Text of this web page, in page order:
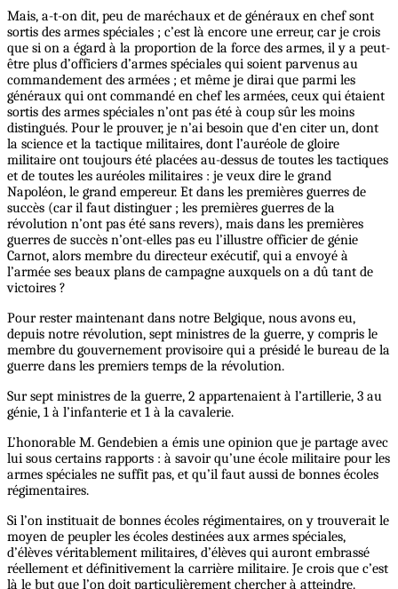
Mais, a-t-on dit, peu de maréchaux et de généraux en chef sont
sortis des armes spéciales ; c’est là encore une erreur, car je crois
que si on a égard à la proportion de la force des armes, il y a peut-
être plus d’officiers d’armes spéciales qui soient parvenus au
commandement des armées ; et même je dirai que parmi les
généraux qui ont commandé en chef les armées, ceux qui étaient
sortis des armes spéciales n’ont pas été à coup sûr les moins
distingués. Pour le prouver, je n’ai besoin que d‘en citer un, dont
la science et la tactique militaires, dont l’auréole de gloire
militaire ont toujours été placées au-dessus de toutes les tactiques
et de toutes les auréoles militaires : je veux dire le grand
Napoléon, le grand empereur. Et dans les premières guerres de
succès (car il faut distinguer ; les premières guerres de la
révolution n’ont pas été sans revers), mais dans les premières
guerres de succès n’ont-elles pas eu l’illustre officier de génie
Carnot, alors membre du directeur exécutif, qui a envoyé à
l’armée ses beaux plans de campagne auxquels on a dû tant de
victoires ?
Pour rester maintenant dans notre Belgique, nous avons eu,
depuis notre révolution, sept ministres de la guerre, y compris le
membre du gouvernement provisoire qui a présidé le bureau de la
guerre dans les premiers temps de la révolution.
Sur sept ministres de la guerre, 2 appartenaient à l’artillerie, 3 au
génie, 1 à l’infanterie et 1 à la cavalerie.
L’honorable M. Gendebien a émis une opinion que je partage avec
lui sous certains rapports : à savoir qu’une école militaire pour les
armes spéciales ne suffit pas, et qu’il faut aussi de bonnes écoles
régimentaires.
Si l’on instituait de bonnes écoles régimentaires, on y trouverait le
moyen de peupler les écoles destinées aux armes spéciales,
d’élèves véritablement militaires, d’élèves qui auront embrassé
réellement et définitivement la carrière militaire. Je crois que c’est
là le but que l’on doit particulièrement chercher à atteindre.